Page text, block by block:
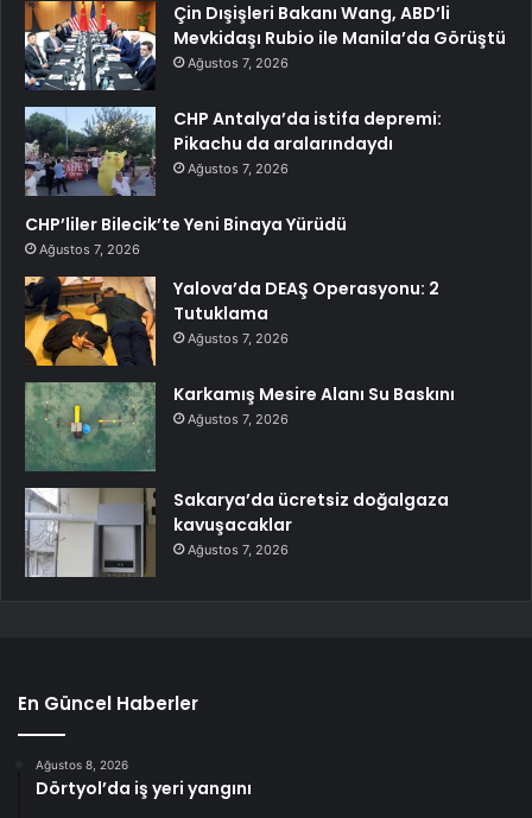
Çin Dışişleri Bakanı Wang, ABD’li
Mevkidaşı Rubio ile Manila’da Görüştü
Ağustos 7, 2026
CHP Antalya’da istifa depremi:
Pikachu da aralarındaydı
Ağustos 7, 2026
CHP’liler Bilecik’te Yeni Binaya Yürüdü
Ağustos 7, 2026
Yalova’da DEAŞ Operasyonu: 2
Tutuklama
Ağustos 7, 2026
Karkamış Mesire Alanı Su Baskını
Ağustos 7, 2026
Sakarya’da ücretsiz doğalgaza
kavuşacaklar
Ağustos 7, 2026
En Güncel Haberler
Ağustos 8, 2026
Dörtyol’da iş yeri yangını